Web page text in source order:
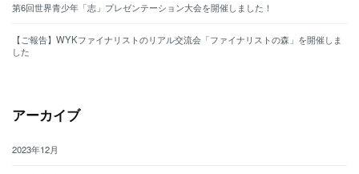
第6回世界青少年「志」プレゼンテーション大会を開催しました！
【ご報告】WYKファイナリストのリアル交流会「ファイナリストの森」を開催しま
した
アーカイブ
2023年12月